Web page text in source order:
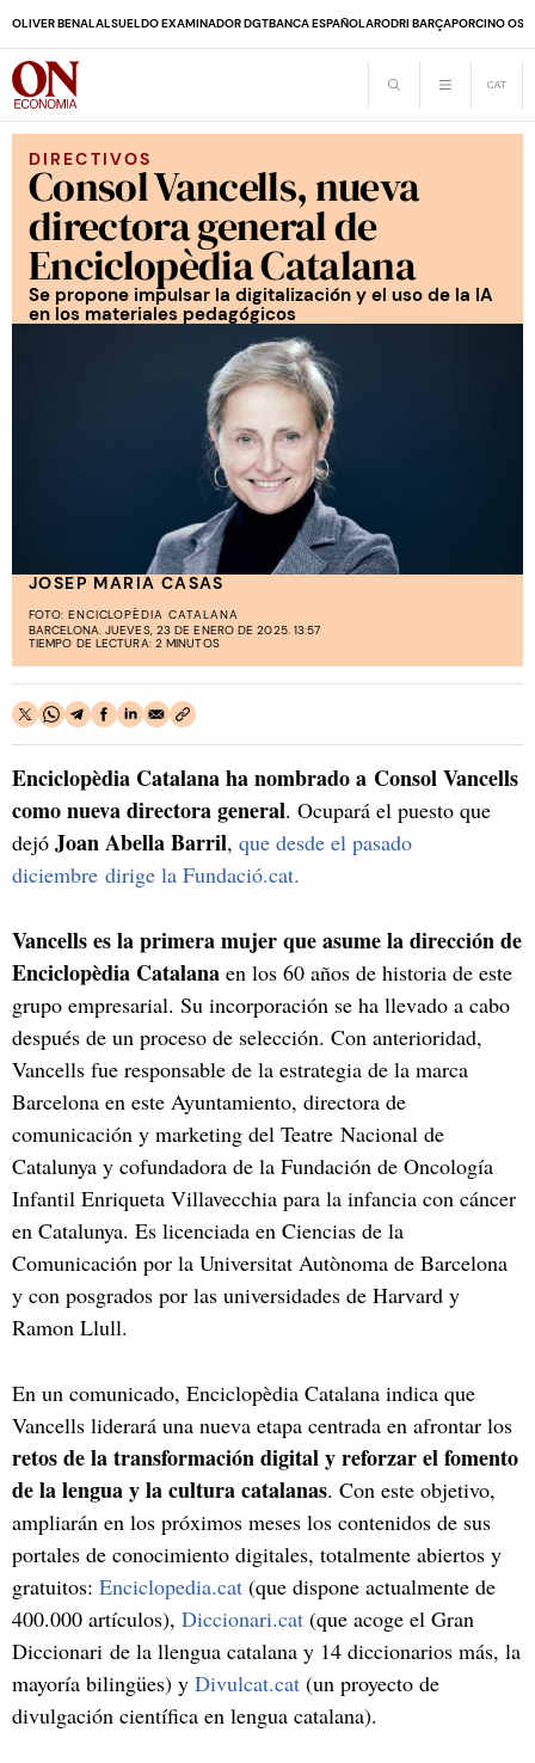
OLIVER BENALALSUELDO EXAMINADOR DGTBANCA ESPAÑOLARODRI BARÇAPORCINO
DIRECTIVOS
Consol Vancells, nueva
directora general de
Enciclopèdia Catalana
Se propone impulsar la digitalización y el uso de la IA
en los materiales pedagógicos
JOSEP MARIA CASAS
FOTO: ENCICLOPÈDIA CATALANA
BARCELONA. JUEVES, 23 DE ENERO DE 2025. 13:57
TIEMPO DE LECTURA: 2 MINUTOS
Enciclopèdia Catalana ha nombrado a Consol Vancells
como nueva directora general. Ocupará el puesto que
dejó Joan Abella Barril, que desde el pasado
diciembre dirige la Fundació.cat.
Vancells es la primera mujer que asume la dirección de
Enciclopèdia Catalana en los 60 años de historia de este
grupo empresarial. Su incorporación se ha llevado a cabo
después de un proceso de selección. Con anterioridad,
Vancells fue responsable de la estrategia de la marca
Barcelona en este Ayuntamiento, directora de
comunicación y marketing del Teatre Nacional de
Catalunya y cofundadora de la Fundación de Oncología
Infantil Enriqueta Villavecchia para la infancia con cáncer
en Catalunya. Es licenciada en Ciencias de la
Comunicación por la Universitat Autònoma de Barcelona
y con posgrados por las universidades de Harvard y
Ramon Llull.
En un comunicado, Enciclopèdia Catalana indica que
Vancells liderará una nueva etapa centrada en afrontar los
retos de la transformación digitaly reforzar el fomento
de la lengua y la cultura catalanas. Con este objetivo,
ampliarán en los próximos meses los contenidos de sus
portales de conocimiento digitales, totalmente abiertos y
gratuitos: Enciclopedia.cat (que dispone actualmente de
400.000 artículos), Diccionari.cat (que acoge el Gran
Diccionari de la llengua catalana y 14 diccionarios más, la
mayoría bilingües) y Divulcat.cat (un proyecto de
divulgación científica en lengua catalana).